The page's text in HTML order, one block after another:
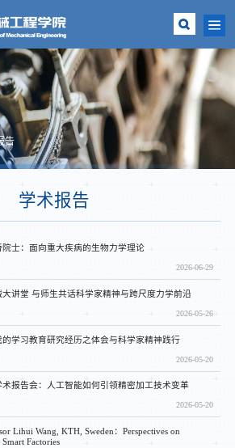
告
学术报告
士：面向重大疾病的生物力学理论
2026-06-29
讲堂 与师生共话科学家精神与跨尺度力学前沿
2026-05-26
学习教育研究经历之体会与科学家精神践行
2026-05-20
报告会：人工智能如何引领精密加工技术变革
2026-05-20
Lihui Wang, KTH, Sweden：Perspectives on
Factories